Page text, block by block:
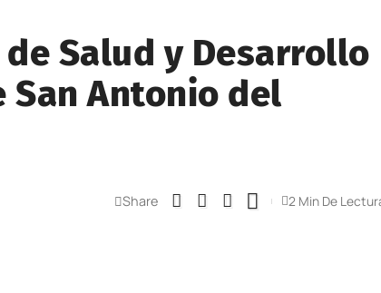
Salud y Desarrollo
Antonio del
Share 2 Min De